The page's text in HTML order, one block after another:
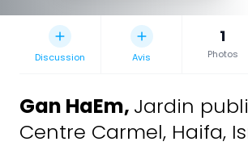
Discussion Avis
1
Photos
Gan HaEm, Jardin
Centre Carmel, Haifa,